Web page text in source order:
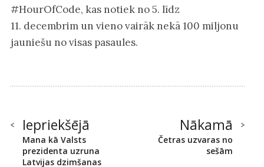
#HourOfCode, kas notiek no 5. līdz
11. decembrim un vieno vairāk nekā 100 miljonu
jauniešu no visas pasaules.
Iepriekšējā
Mana kā Valsts
prezidenta uzruna
Latvijas dzimšanas
Nākamā
Četras uzvaras no
sešām